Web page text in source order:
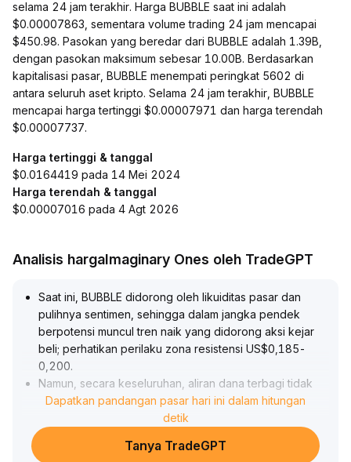
selama 24 jam terakhir. Harga BUBBLE saat ini adalah
$0.00007863, sementara volume trading 24 jam mencapai
$450.98. Pasokan yang beredar dari BUBBLE adalah 1.39B,
dengan pasokan maksimum sebesar 10.00B. Berdasarkan
kapitalisasi pasar, BUBBLE menempati peringkat 5602 di
antara seluruh aset kripto. Selama 24 jam terakhir, BUBBLE
mencapai harga tertinggi $0.00007971 dan harga terendah
$0.00007737.
Harga tertinggi & tanggal
$0.0164419 pada 14 Mei 2024
Harga terendah & tanggal
$0.00007016 pada 4 Agt 2026
Analisis hargaImaginary Ones oleh TradeGPT
Saat ini, BUBBLE didorong oleh likuiditas pasar dan
pulihnya sentimen, sehingga dalam jangka pendek
berpotensi muncul tren naik yang didorong aksi kejar
beli; perhatikan perilaku zona resistensi US$0,185-
0,200.
Namun, secara keseluruhan, aliran dana terbagi tidak
merata dan kurangnya likuiditas menyebabkan harga
mudah berfluktuasi tajam, sehingga risiko koreksi
setelah kenaikan semakin tinggi
Disarankan dalam jangka pendek untuk menyesuaikan
Dapatkan pandangan pasar hari ini dalam hitungan
detik
Tanya TradeGPT